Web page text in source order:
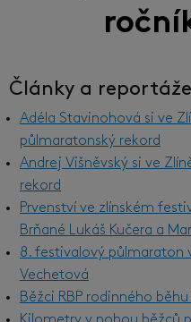
Články a reportáže
Adéla Stavinohová si ve
půlmaratonský rekord
Andrej Višněvský si ve
rekord
Prvenství ve zlínském
Brňané Lukáš Kučera a
8. festivalový půlmaraton
Vechetová
Běžci RBP rodinného